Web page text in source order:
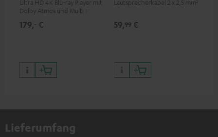
Ultra HD 4K Blu-ray Player mit
Dolby Atmos und Multi HDR-
HDR10+ für eine überragende
179,‐ €
Lautsprecherkabel 2 x 2,5 mm²
59,99 €
Lieferumfang